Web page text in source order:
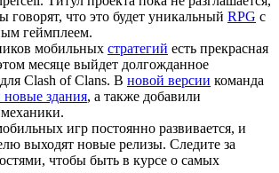
говорят, что это будет уникальный RPG с
геймплеем.
мобильных стратегий есть прекрасная
месяце выйдет долгожданное
Clash of Clans. В новой версии команда
новые здания, а также добавили
игр постоянно развивается, и
выходят новые релизы. Следите за
чтобы быть в курсе о самых